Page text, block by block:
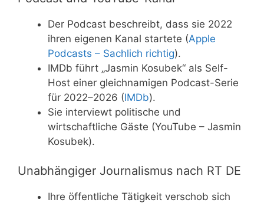
Der Podcast beschreibt, dass sie 2022
ihren eigenen Kanal startete (Apple
Podcasts – Sachlich richtig).
IMDb führt „Jasmin Kosubek“ als Self-
Host einer gleichnamigen Podcast-Serie
für 2022–2026 (IMDb).
Sie interviewt politische und
wirtschaftliche Gäste (YouTube – Jasmin
Kosubek).
Unabhängiger Journalismus nach RT DE
Ihre öffentliche Tätigkeit verschob sich